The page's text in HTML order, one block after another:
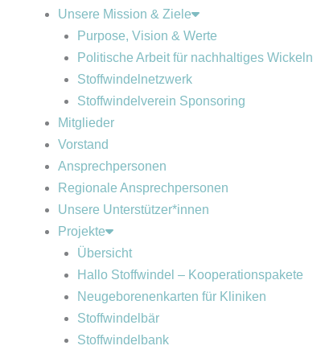
Unsere Mission & Ziele
Purpose, Vision & Werte
Politische Arbeit für nachhaltiges Wickeln
Stoffwindelnetzwerk
Stoffwindelverein Sponsoring
Mitglieder
Vorstand
Ansprechpersonen
Regionale Ansprechpersonen
Unsere Unterstützer*innen
Projekte
Übersicht
Hallo Stoffwindel – Kooperationspakete
Neugeborenenkarten für Kliniken
Stoffwindelbär
Stoffwindelbank